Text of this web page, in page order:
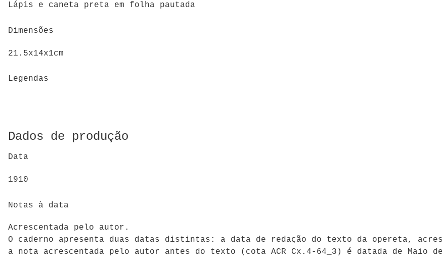
Lápis e caneta preta em folha pautada
Dimensões
21.5x14x1cm
Legendas
Dados de produção
Data
1910
Notas à data
Acrescentada pelo autor.
O caderno apresenta duas datas distintas: a data de redação do texto da opereta,
a nota acrescentada pelo autor antes do texto (cota ACR Cx.4-64_3) é datada de Maio